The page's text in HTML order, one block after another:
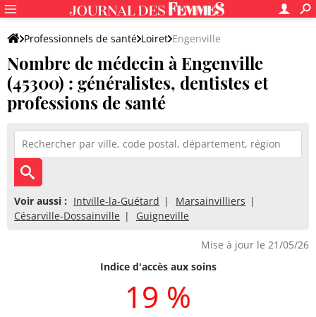
Professionnels de santé Loiret Engenville
Nombre de médecin à Engenville
(45300) : généralistes, dentistes et
professions de santé
Voir aussi : Intville-la-Guétard
Marsainvilliers
Césarville-Dossainville
Guigneville
Mise à jour le 21/05/26
Indice d'accès aux soins
19 %